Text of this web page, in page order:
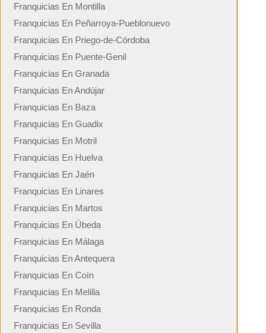
Franquicias En Montilla
Franquicias En Peñarroya-Pueblonuevo
Franquicias En Priego-de-Córdoba
Franquicias En Puente-Genil
Franquicias En Granada
Franquicias En Andújar
Franquicias En Baza
Franquicias En Guadix
Franquicias En Motril
Franquicias En Huelva
Franquicias En Jaén
Franquicias En Linares
Franquicias En Martos
Franquicias En Úbeda
Franquicias En Málaga
Franquicias En Antequera
Franquicias En Coín
Franquicias En Melilla
Franquicias En Ronda
Franquicias En Sevilla